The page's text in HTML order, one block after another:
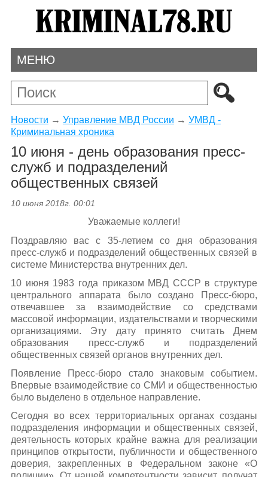
МЕНЮ
Новости → Управление МВД России → УМВД -
Криминальная хроника
10 июня - день образования пресс-
служб и подразделений
общественных связей
10 июня 2018г. 00:01
Уважаемые коллеги!
Поздравляю вас с 35-летием со дня образования
пресс-служб и подразделений общественных связей в
системе Министерства внутренних дел.
10 июня 1983 года приказом МВД СССР в структуре
центрального аппарата было создано Пресс-бюро,
отвечавшее за взаимодействие со средствами
массовой информации, издательствами и творческими
организациями. Эту дату принято считать Днем
образования пресс-служб и подразделений
общественных связей органов внутренних дел.
Появление Пресс-бюро стало знаковым событием.
Впервые взаимодействие со СМИ и общественностью
было выделено в отдельное направление.
Сегодня во всех территориальных органах созданы
подразделения информации и общественных связей,
деятельность которых крайне важна для реализации
принципов открытости, публичности и общественного
доверия, закрепленных в Федеральном законе «О